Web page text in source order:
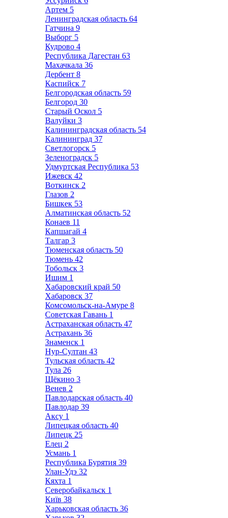
Артем 5
Ленинградская область 64
Гатчина 9
Выборг 5
Кудрово 4
Республика Дагестан 63
Махачкала 36
Дербент 8
Каспийск 7
Белгородская область 59
Белгород 30
Старый Оскол 5
Валуйки 3
Калининградская область 54
Калининград 37
Светлогорск 5
Зеленоградск 5
Удмуртская Республика 53
Ижевск 42
Воткинск 2
Глазов 2
Бишкек 53
Алматинская область 52
Конаев 11
Капшагай 4
Талгар 3
Тюменская область 50
Тюмень 42
Тобольск 3
Ишим 1
Хабаровский край 50
Хабаровск 37
Комсомольск-на-Амуре 8
Советская Гавань 1
Астраханская область 47
Астрахань 36
Знаменск 1
Нур-Султан 43
Тульская область 42
Тула 26
Щёкино 3
Венев 2
Павлодарская область 40
Павлодар 39
Аксу 1
Липецкая область 40
Липецк 25
Елец 2
Усмань 1
Республика Бурятия 39
Улан-Удэ 32
Кяхта 1
Северобайкальск 1
Київ 38
Харьковская область 36